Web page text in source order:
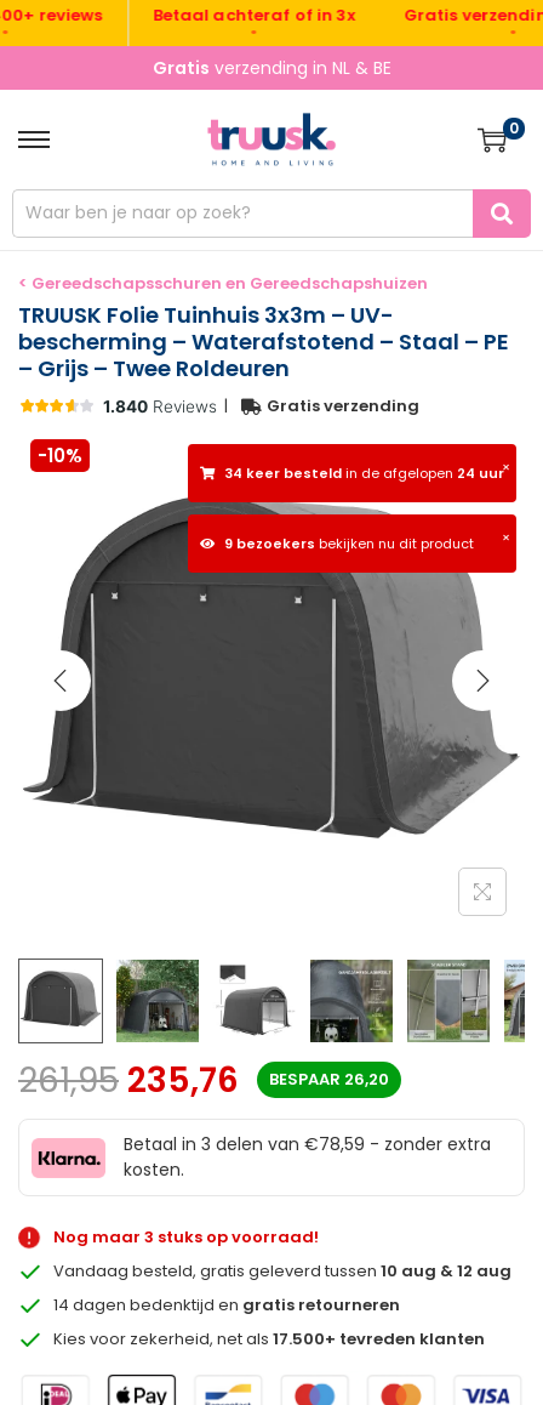
Betaal achteraf of in 3x Gratis verzending NL
Gratis verzending in NL & BE
0
< Gereedschapsschuren en Gereedschapshuizen
TRUUSK Folie Tuinhuis 3x3m – UV-
bescherming – Waterafstotend – Staal – PE
– Grijs – Twee Roldeuren
| Gratis verzending
×
34 keer besteldin de afgelopen 24 uur
×
9 bezoekers bekijken nu dit product
-10%
261,95 235,76 BESPAAR 26,20
Betaal in 3 delen van €78,59 - zonder extra
kosten.
Nog maar 3 stuks op voorraad!
Vandaag besteld, gratis geleverd tussen10 aug & 12 aug
14 dagen bedenktijd en gratis retourneren
Kies voor zekerheid, net als17.500+ tevreden klanten